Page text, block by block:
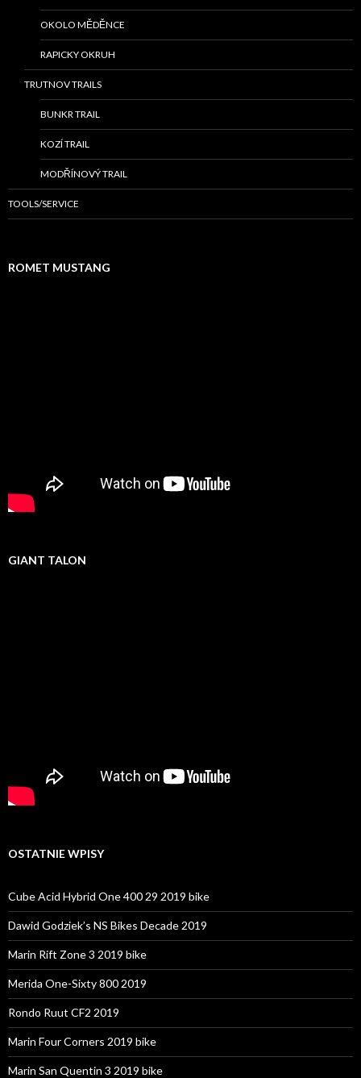
OKOLO MĚDĚNCE
RAPICKY OKRUH
TRUTNOV TRAILS
BUNKR TRAIL
KOZÍ TRAIL
MODŘÍNOVÝ TRAIL
TOOLS/SERVICE
ROMET MUSTANG
GIANT TALON
OSTATNIE WPISY
Cube Acid Hybrid One 400 29 2019 bike
Dawid Godziek’s NS Bikes Decade 2019
Marin Rift Zone 3 2019 bike
Merida One-Sixty 800 2019
Rondo Ruut CF2 2019
Marin Four Corners 2019 bike
Marin San Quentin 3 2019 bike